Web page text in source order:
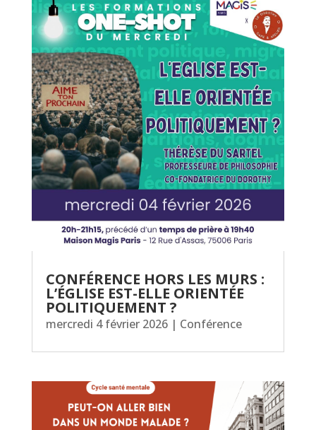
CONFÉRENCE HORS LES MURS :
L’ÉGLISE EST-ELLE ORIENTÉE
POLITIQUEMENT ?
mercredi 4 février 2026| Conférence